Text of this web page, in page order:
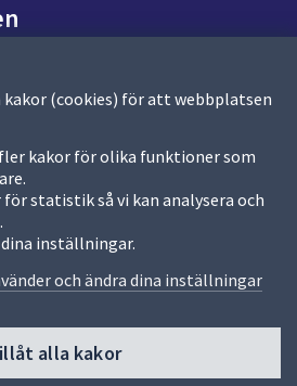
kakor (cookies) för att webbplatsen
kakor för olika funktioner som
statistik så vi kan analysera och
dina inställningar.
och ändra dina inställningar
alla kakor
diarium
sätt att följa oss